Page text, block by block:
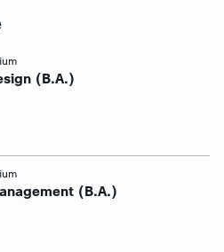
(B.A.)
(B.A.)